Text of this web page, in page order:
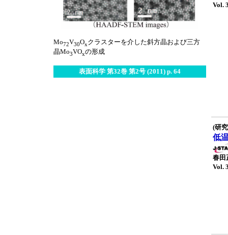
Mo72V30Oxクラスターを介した斜方晶および三方
晶Mo3VOxの形成
表面科学 第32巻 第2号 (2011) p. 64
Vol.
(研
低
春田
Vol.